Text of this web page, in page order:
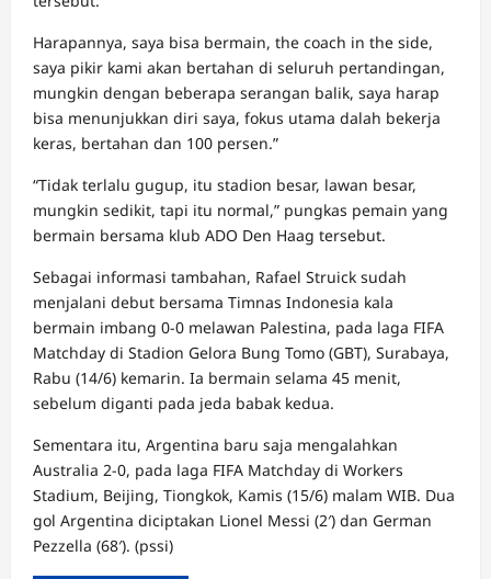
Harapannya, saya bisa bermain, the coach in the side,
saya pikir kami akan bertahan di seluruh pertandingan,
mungkin dengan beberapa serangan balik, saya harap
bisa menunjukkan diri saya, fokus utama dalah bekerja
keras, bertahan dan 100 persen.”
“Tidak terlalu gugup, itu stadion besar, lawan besar,
mungkin sedikit, tapi itu normal,” pungkas pemain yang
bermain bersama klub ADO Den Haag tersebut.
Sebagai informasi tambahan, Rafael Struick sudah
menjalani debut bersama Timnas Indonesia kala
bermain imbang 0-0 melawan Palestina, pada laga FIFA
Matchday di Stadion Gelora Bung Tomo (GBT), Surabaya,
Rabu (14/6) kemarin. Ia bermain selama 45 menit,
sebelum diganti pada jeda babak kedua.
Sementara itu, Argentina baru saja mengalahkan
Australia 2-0, pada laga FIFA Matchday di Workers
Stadium, Beijing, Tiongkok, Kamis (15/6) malam WIB. Dua
gol Argentina diciptakan Lionel Messi (2′) dan German
Pezzella (68′). (pssi)